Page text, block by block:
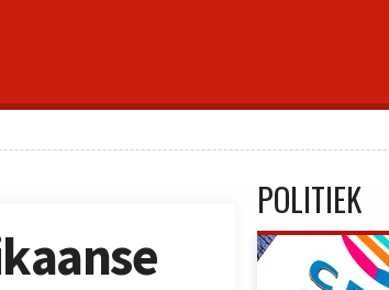
POLITIEK